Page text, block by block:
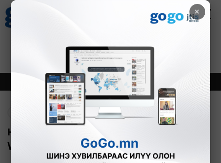
×
Зурхай
8.06
Онцлох Шинэ
Нийтийн тээврийн 600 автобус үнэгүй
WiFi-тай боллоо